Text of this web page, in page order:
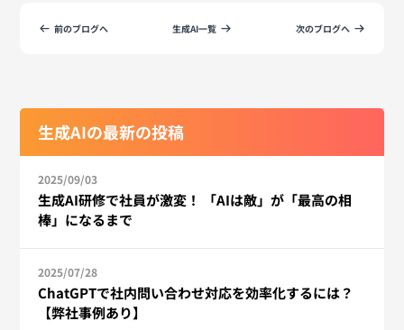
前のブログへ 生成AI一覧 次のブログへ
生成AIの最新の投稿
2025/09/03
生成AI研修で社員が激変！ 「AIは敵」が「最高の相
棒」になるまで
2025/07/28
ChatGPTで社内問い合わせ対応を効率化するには？
【弊社事例あり】